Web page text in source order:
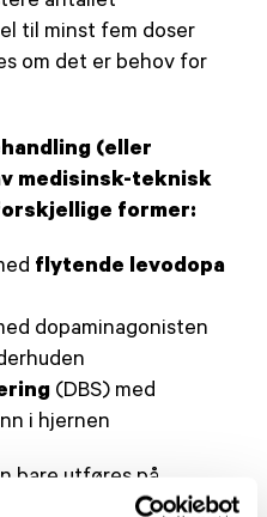
til minst fem doser
om det er behov for
(eller
medisinsk-teknisk
former:
flytende levodopa
dopaminagonisten
(DBS) med
i hjernen
bare utføres på